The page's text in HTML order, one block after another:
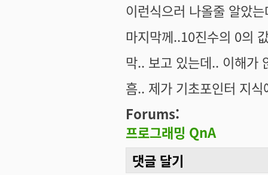
이런식으러 나올줄 알았
마지막께..10진수의 0의
막.. 보고 있는데.. 이해가
흠.. 제가 기초포인터 지
Forums:
프로그래밍 QnA
댓글 달기